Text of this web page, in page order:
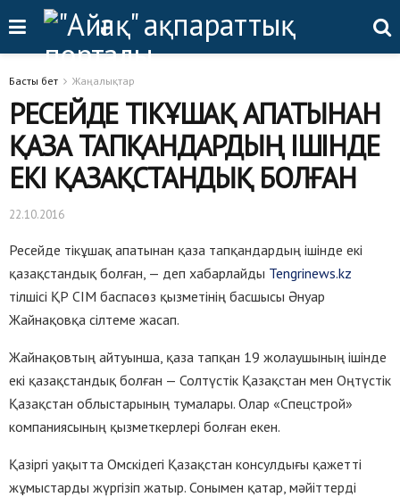
Басты бет Жаңалықтар
РЕСЕЙДЕ ТІКҰШАҚ АПАТЫНАН
ҚАЗА ТАПҚАНДАРДЫҢ ІШІНДЕ
ЕКІ ҚАЗАҚСТАНДЫҚ БОЛҒАН
22.10.2016
Ресейде тікұшақ апатынан қаза тапқандардың ішінде екі
қазақстандық болған, — деп хабарлайды Tengrinews.kz
тілшісі ҚР СІМ баспасөз қызметінің басшысы Әнуар
Жайнақовқа сілтеме жасап.
Жайнақовтың айтуынша, қаза тапқан 19 жолаушының ішінде
екі қазақстандық болған — Солтүстік Қазақстан мен Оңтүстік
Қазақстан облыстарының тумалары. Олар «Спецстрой»
компаниясының қызметкерлері болған екен.
Қазіргі уақытта Омскідегі Қазақстан консулдығы қажетті
жұмыстарды жүргізіп жатыр. Сонымен қатар, мәйіттерді